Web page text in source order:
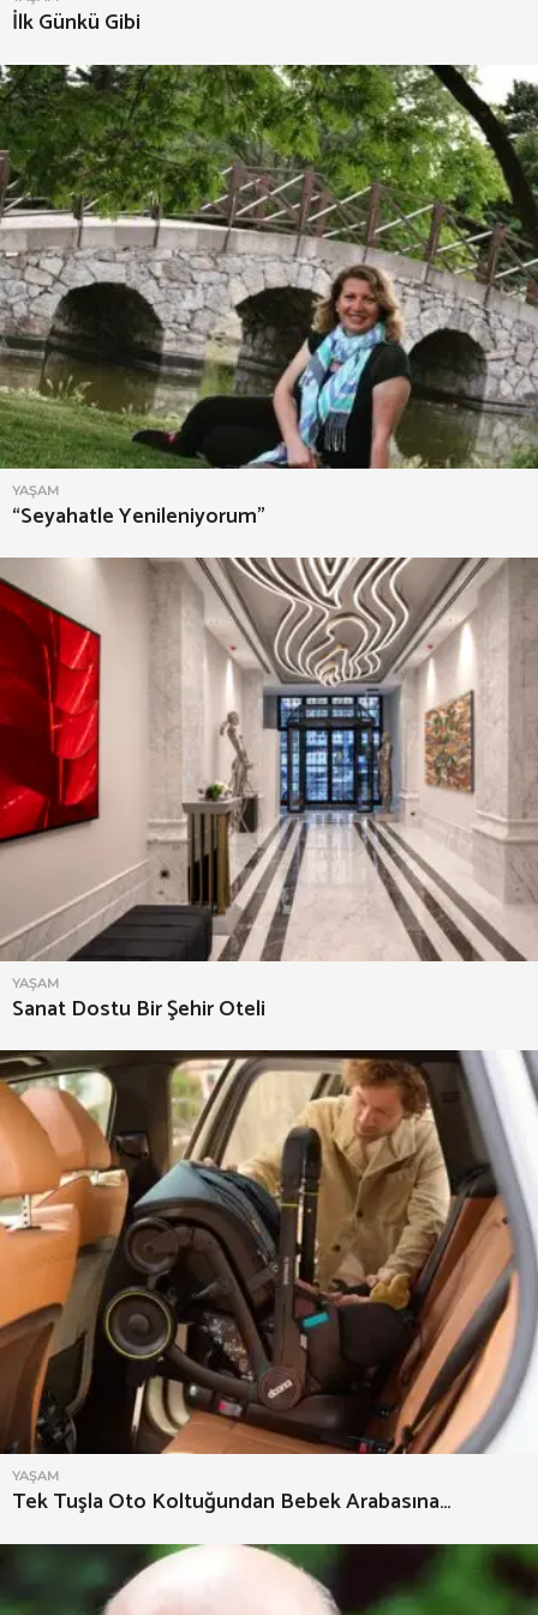
İlk Günkü Gibi
YAŞAM
“Seyahatle Yenileniyorum”
YAŞAM
Sanat Dostu Bir Şehir Oteli
YAŞAM
Tek Tuşla Oto Koltuğundan Bebek Arabasına…